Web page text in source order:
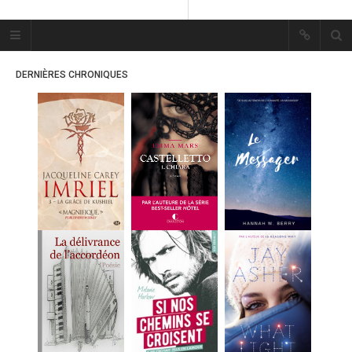
Plume Bleue
« Les mots sont les passants
« Les mots sont les passants
mystérieux de l’âme. »
ACCUEIL
LES PLUMES
MES FUTURES
LECTURES
MES CRITIQUES
MES ARTICLES
MARION
DERNIÈRES CHRONIQUES